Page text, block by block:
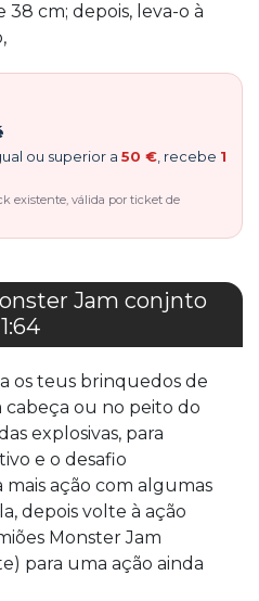
cm; depois, leva-o à
ou superior a 50 € , recebe 1
existente, válida por ticket de
Jam conjnto
os teus brinquedos de
cabeça ou no peito do
explosivas, para
e o desafio
ação com algumas
depois volte à ação
Monster Jam
para uma ação ainda